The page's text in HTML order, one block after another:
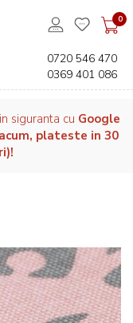
0
0720 546 470
0369 401 086
siguranta cu Google
plateste in 30